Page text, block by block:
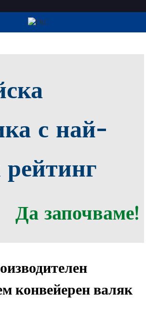
Конвейерна Ролка
с най-
Да започваме!
конвейерен валяк